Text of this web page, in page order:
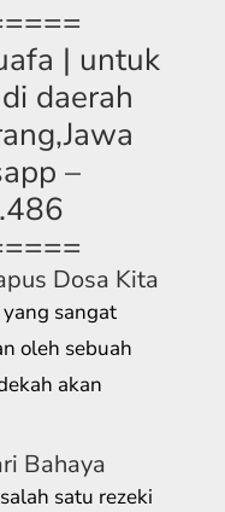
| untuk
daerah
–
Dosa Kita
sangat
oleh sebuah
akan
Bahaya
satu rezeki